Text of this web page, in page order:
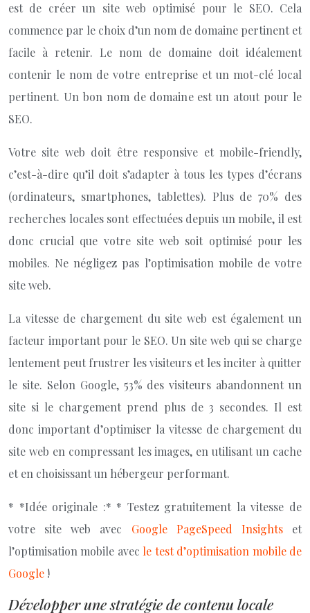
est de créer un site web optimisé pour le SEO. Cela
commence par le choix d’un nom de domaine pertinent et
facile à retenir. Le nom de domaine doit idéalement
contenir le nom de votre entreprise et un mot-clé local
pertinent. Un bon nom de domaine est un atout pour le
SEO.
Votre site web doit être responsive et mobile-friendly,
c’est-à-dire qu’il doit s’adapter à tous les types d’écrans
(ordinateurs, smartphones, tablettes). Plus de 70% des
recherches locales sont effectuées depuis un mobile, il est
donc crucial que votre site web soit optimisé pour les
mobiles. Ne négligez pas l’optimisation mobile de votre
site web.
La vitesse de chargement du site web est également un
facteur important pour le SEO. Un site web qui se charge
lentement peut frustrer les visiteurs et les inciter à quitter
le site. Selon Google, 53% des visiteurs abandonnent un
site si le chargement prend plus de 3 secondes. Il est
donc important d’optimiser la vitesse de chargement du
site web en compressant les images, en utilisant un cache
et en choisissant un hébergeur performant.
* *Idée originale :* * Testez gratuitement la vitesse de
votre site web avec Google PageSpeed Insights et
l’optimisation mobile avec le test d’optimisation mobile de
Google !
Développer une stratégie de contenu locale